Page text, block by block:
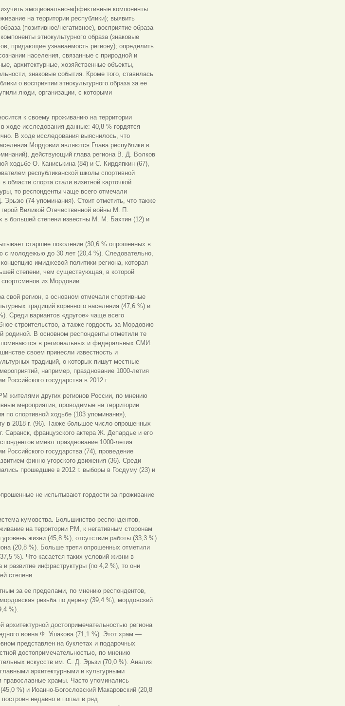
эмоционально-аффективные компоненты
на территории республики); выявить
(позитивное/негативное), восприятие образа
этнокультурного образа (знаковые
придающие узнаваемость региону); определить
населения, связанные с природной и
архитектурные, хозяйственные объекты,
знаковые события. Кроме того, ставилась
о восприятии этнокультурного образа за ее
люди, организации, с которыми
к своему проживанию на территории
ходе исследования данные: 40,8 % гордятся
В ходе исследования выяснилось, что
Мордовии являются Глава республики в
действующий глава региона В. Д. Волков
ходьбе О. Каниськина (84) и С. Кирдяпкин (67),
республиканской школы спортивной
спорта стали визитной карточкой
то респонденты чаще всего отмечали
Эрьзю (74 упоминания). Стоит отметить, что также
Великой Отечественной войны М. П.
в большей степени известны М. М. Бахтин (12) и
старшее поколение (30,6 % опрошенных в
с молодежью до 30 лет (20,4 %). Следовательно,
имиджевой политики региона, которая
степени, чем существующая, в которой
из Мордовии.
свой регион, в основном отмечали спортивные
традиций коренного населения (47,6 %) и
Среди вариантов «другое» чаще всего
строительство, а также гордость за Мордовию
родиной. В основном респонденты отметили те
в региональных и федеральных СМИ:
своем принесли известность и
традиций, о которых пишут местные
например, празднование 1000-летия
Российского государства в 2012 г.
жителями других регионов России, по мнению
мероприятия, проводимые на территории
по спортивной ходьбе (103 упоминания),
в 2018 г. (96). Также большое число опрошенных
Саранск, французского актера Ж. Депардье и его
имеют празднование 1000-летия
Российского государства (74), проведение
финно-угорского движения (36). Среди
прошедшие в 2012 г. выборы в Госдуму (23) и
не испытывают гордости за проживание
кумовства. Большинство респондентов,
на территории РМ, к негативным сторонам
жизни (45,8 %), отсутствие работы (33,3 %)
(20,8 %). Больше трети опрошенных отметили
%). Что касается таких условий жизни в
и развитие инфраструктуры (по 4,2 %), то они
степени.
за ее пределами, по мнению респондентов,
резьба по дереву (39,4 %), мордовский
%).
достопримечательностью региона
воина Ф. Ушакова (71,1 %). Этот храм —
представлен на буклетах и подарочных
достопримечательностью, по мнению
искусств им. С. Д. Эрьзи (70,0 %). Анализ
архитектурными и культурными
храмы. Часто упоминались
%) и Иоанно-Богословский Макаровский (20,8
недавно и попал в ряд